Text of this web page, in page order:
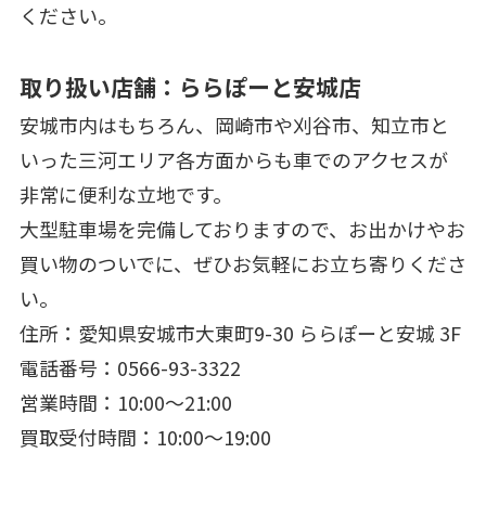
ください。
取り扱い店舗：ららぽーと安城店
安城市内はもちろん、岡崎市や刈谷市、知立市と
いった三河エリア各方面からも車でのアクセスが
非常に便利な立地です。
大型駐車場を完備しておりますので、お出かけやお
買い物のついでに、ぜひお気軽にお立ち寄りくださ
い。
住所：愛知県安城市大東町9-30 ららぽーと安城 3F
電話番号：0566-93-3322
営業時間：10:00〜21:00
買取受付時間：10:00〜19:00